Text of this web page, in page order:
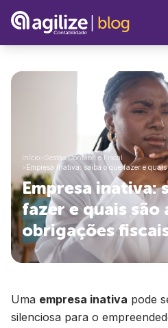
Início> Gestão Contábil e Fiscal
>Empresa inativa: saiba o que fazer e
Empresa inativa:
fazer e quais são
obrigações
Uma empresa inativa pode
silenciosa para o